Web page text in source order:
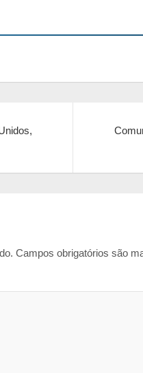
Campos obrigatórios são